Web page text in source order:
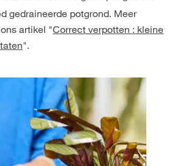
gedraineerde potgrond. Meer
artikel "Correct verpotten : kleine
".